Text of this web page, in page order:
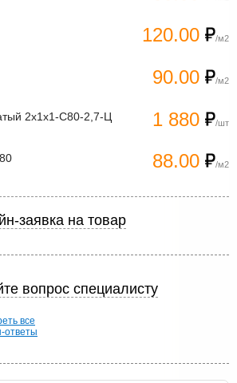
120.00 /м2
90.00 /м2
1 880 /шт
2х1х1-С80-2,7-Ц
88.00 /м2
заявка на товар
вопрос специалисту
все
ответы